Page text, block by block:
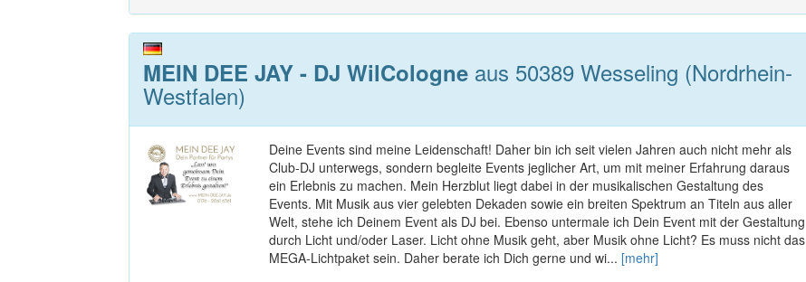
MEIN DEE JAY - DJ WilCologne aus 50389 Wesseling (Nordrhein-
Westfalen)
Deine Events sind meine Leidenschaft! Daher bin ich seit vielen Jahren auch nicht mehr als
Club-DJ unterwegs, sondern begleite Events jeglicher Art, um mit meiner Erfahrung daraus
ein Erlebnis zu machen. Mein Herzblut liegt dabei in der musikalischen Gestaltung des
Events. Mit Musik aus vier gelebten Dekaden sowie ein breiten Spektrum an Titeln aus aller
Welt, stehe ich Deinem Event als DJ bei. Ebenso untermale ich Dein Event mit der Gestaltung
durch Licht und/oder Laser. Licht ohne Musik geht, aber Musik ohne Licht? Es muss nicht das
MEGA-Lichtpaket sein. Daher berate ich Dich gerne und wi... [mehr]